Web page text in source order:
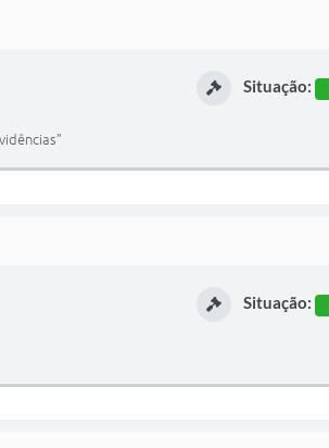
Situação:
Situação: